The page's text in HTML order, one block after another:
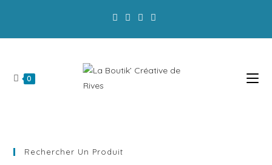
0
Rechercher Un Produit
La Boutik' a modifié ses horaires d'ouverture :